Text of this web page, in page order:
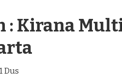
: Kirana
Dus